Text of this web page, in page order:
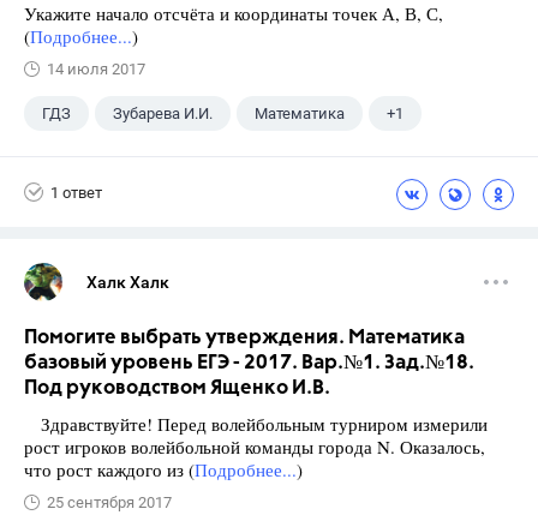
Укажите начало отсчёта и координаты точек А, В, С,
(Подробнее...)
14 июля 2017
ГДЗ Зубарева И.И. Математика +1
1 ответ
Халк Халк
Помогите выбрать утверждения. Математика
базовый уровень ЕГЭ - 2017. Вар.№1. Зад.№18.
Под руководством Ященко И.В.
Здравствуйте! Перед волейбольным турниром измерили
рост игроков волейбольной команды города N. Оказалось,
что рост каждого из (Подробнее...)
25 сентября 2017